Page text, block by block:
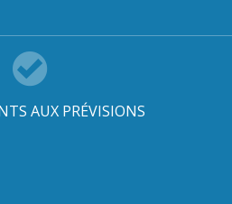
AUX PRÉVISIONS